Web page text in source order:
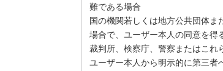
難である場合
国の機関若しくは地方公共団体
場合で、ユーザー本人の同意を得
裁判所、検察庁、警察またはこれ
ユーザー本人から明示的に第三者